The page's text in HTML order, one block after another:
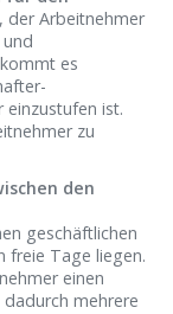
, der Arbeitnehmer
es
einzustufen ist.
zu
den
geschäftlichen
freie Tage liegen.
einen
mehrere